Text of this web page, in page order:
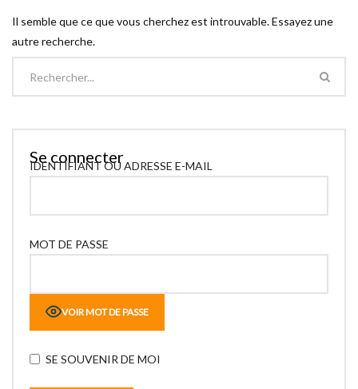
Il semble que ce que vous cherchez est introuvable. Essayez une
autre recherche.
Se connecter
IDENTIFIANT OU ADRESSE E-MAIL
MOT DE PASSE
VOIR MOT DE PASSE
SE SOUVENIR DE MOI